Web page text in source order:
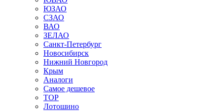
ЮЗАО
СЗАО
ВАО
ЗЕЛАО
Санкт-Петербург
Новосибирск
Нижний Новгород
Крым
Аналоги
Самое дешевое
TOP
Лотошино